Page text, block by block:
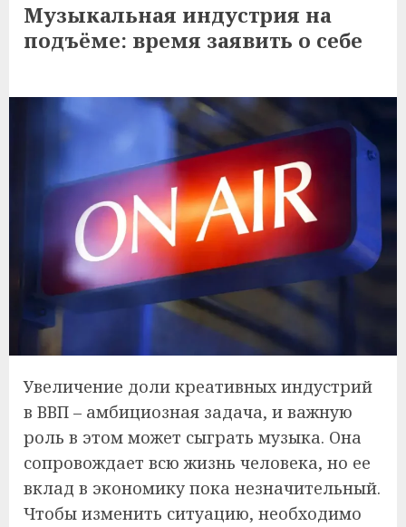
Музыкальная индустрия на
подъёме: время заявить о себе
Увеличение доли креативных индустрий
в ВВП – амбициозная задача, и важную
роль в этом может сыграть музыка. Она
сопровождает всю жизнь человека, но ее
вклад в экономику пока незначительный.
Чтобы изменить ситуацию, необходимо